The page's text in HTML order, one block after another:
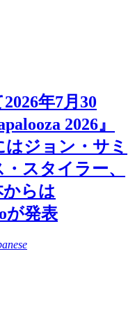
年7月30
2026』
ジョン・サミ
スタイラー、
からは
が発表